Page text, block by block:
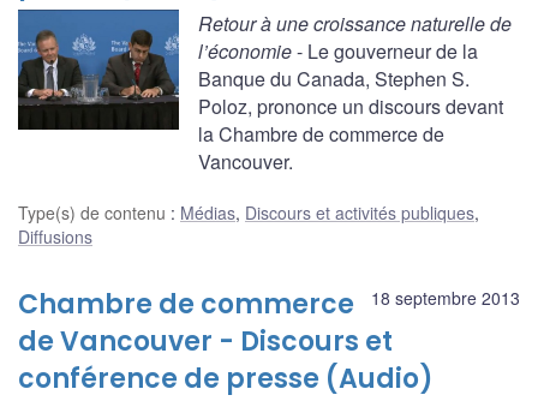
Retour à une croissance naturelle de
l’économie- Le gouverneur de la
Banque du Canada, Stephen S.
Poloz, prononce un discours devant
la Chambre de commerce de
Vancouver.
Type(s) de contenu : Médias, Discours et activités publiques,
Diffusions
18 septembre 2013
Chambre de commerce
de Vancouver - Discours et
conférence de presse (Audio)